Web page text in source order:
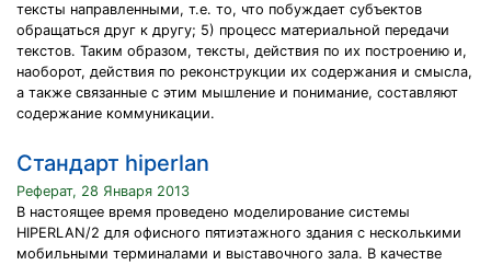
тексты направленными, т.е. то, что побуждает субъектов
обращаться друг к другу; 5) процесс материальной передачи
текстов. Таким образом, тексты, действия по их построению и,
наоборот, действия по реконструкции их содержания и смысла,
а также связанные с этим мышление и понимание, составляют
содержание коммуникации.
Стандарт hiperlan
Реферат, 28 Января 2013
В настоящее время проведено моделирование системы
HIPERLAN/2 для офисного пятиэтажного здания с несколькими
мобильными терминалами и выставочного зала. В качестве